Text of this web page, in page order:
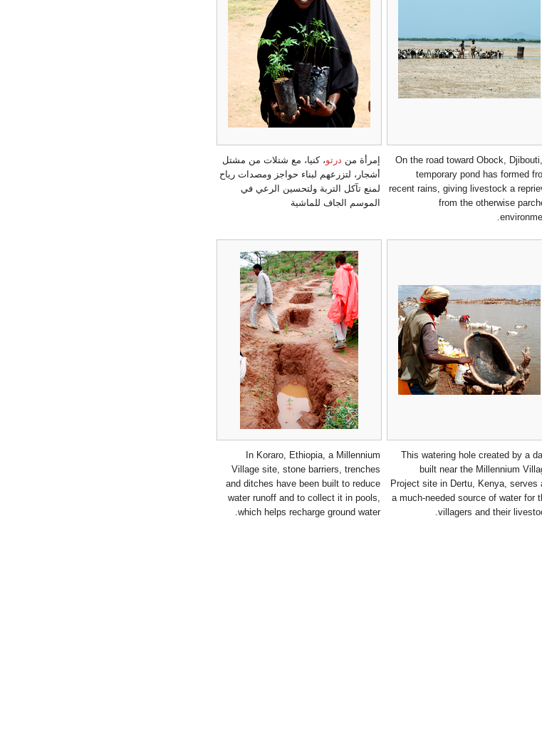
On the road toward Obock,
temporary pond has formed
recent rains, giving livestock a
from the otherwise
إمرأة من درتو، كنيا، مع شتلات من مشتل
أشجار، لتزرعهم لبناء حواجز ومصدات رياح
لمنع تآكل التربة ولتحسين الرعي في
الموسم الجاف للماشية
This watering hole created by a
built near the Millennium
Project site in Dertu, Kenya, serves
a much-needed source of water for
villagers and their
In Koraro, Ethiopia, a Millennium
Village site, stone barriers, trenches
and ditches have been built to reduce
water runoff and to collect it in pools,
which helps recharge ground water.